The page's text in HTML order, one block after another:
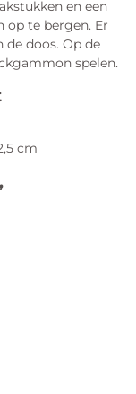
en een
op te bergen. Er
doos. Op de
spelen.
cm